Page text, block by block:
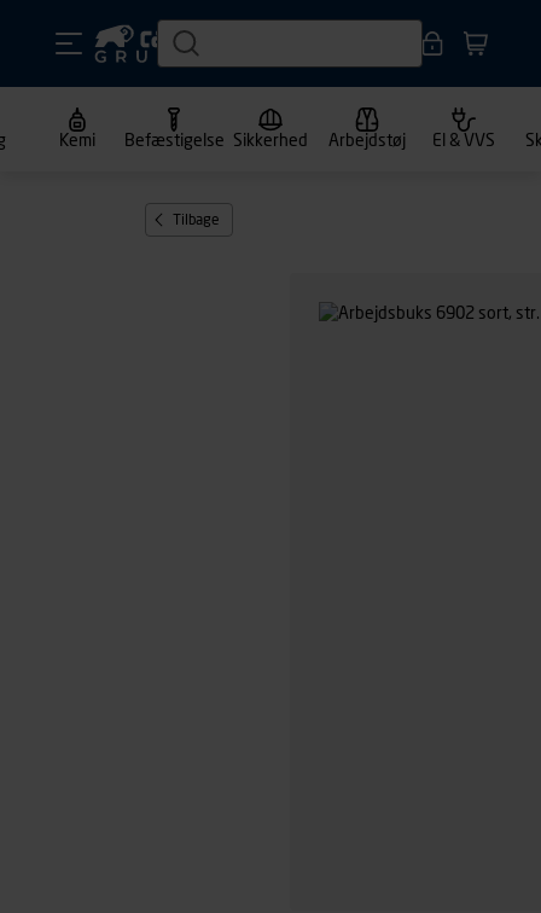
Kemi Befæstigelse Sikkerhed Arbejdstøj El & VVS
Tilbage